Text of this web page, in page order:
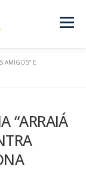
Menu
AMIGOS” E
“ARRAIÁ